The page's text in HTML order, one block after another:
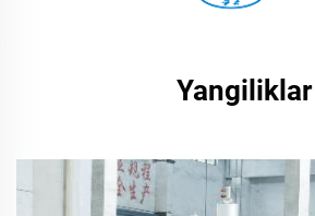
Yangiliklar